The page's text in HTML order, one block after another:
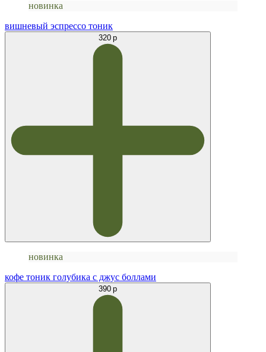
новинка
вишневый эспрессо тоник
320 р
новинка
кофе тоник голубика с джус боллами
390 р